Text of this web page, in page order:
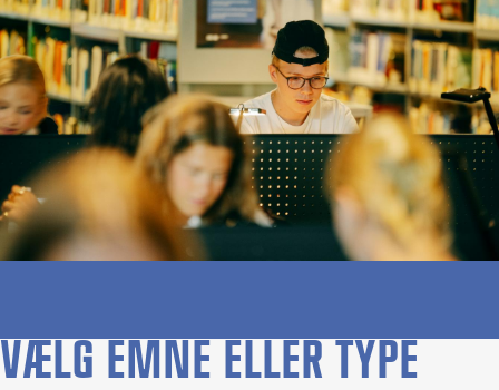
VÆLG EMNE ELLER TYPE